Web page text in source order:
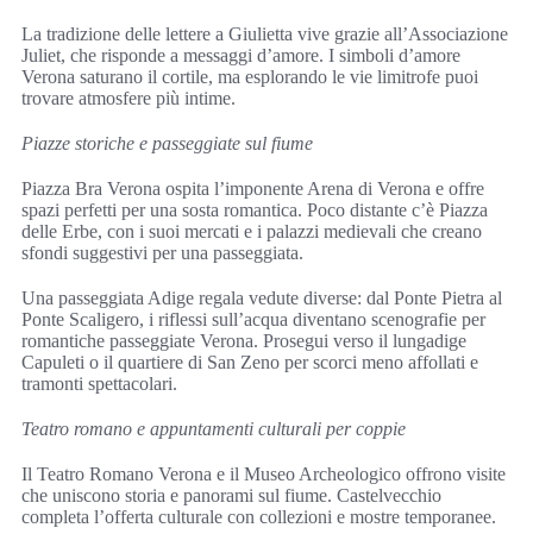
La tradizione delle lettere a Giulietta vive grazie all’Associazione
Juliet, che risponde a messaggi d’amore. I simboli d’amore
Verona saturano il cortile, ma esplorando le vie limitrofe puoi
trovare atmosfere più intime.
Piazze storiche e passeggiate sul fiume
Piazza Bra Verona ospita l’imponente Arena di Verona e offre
spazi perfetti per una sosta romantica. Poco distante c’è Piazza
delle Erbe, con i suoi mercati e i palazzi medievali che creano
sfondi suggestivi per una passeggiata.
Una passeggiata Adige regala vedute diverse: dal Ponte Pietra al
Ponte Scaligero, i riflessi sull’acqua diventano scenografie per
romantiche passeggiate Verona. Prosegui verso il lungadige
Capuleti o il quartiere di San Zeno per scorci meno affollati e
tramonti spettacolari.
Teatro romano e appuntamenti culturali per coppie
Il Teatro Romano Verona e il Museo Archeologico offrono visite
che uniscono storia e panorami sul fiume. Castelvecchio
completa l’offerta culturale con collezioni e mostre temporanee.